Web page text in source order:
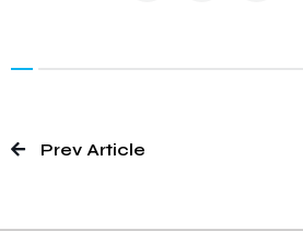
Prev Article